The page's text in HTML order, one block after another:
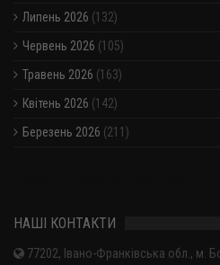
Липень 2026 (132)
Червень 2026 (105)
Травень 2026 (163)
Квітень 2026 (142)
Березень 2026 (211)
НАШІ КОНТАКТИ
77202, Івано-Франківська обл., м.